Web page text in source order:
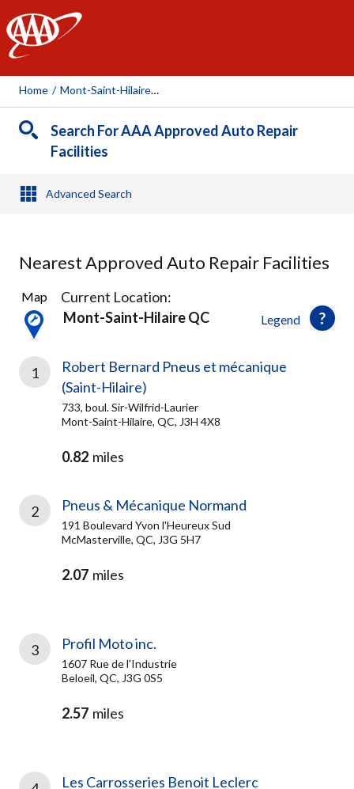
AAA
Home / Mont-Saint-Hilaire, QC
Search For AAA Approved Auto Repair
Facilities
Advanced Search
Nearest Approved Auto Repair Facilities
14
Results
found
Legend
Map
Current Location:
Mont-Saint-Hilaire QC
1
Robert Bernard Pneus et mécanique
(Saint-Hilaire)
733, boul. Sir-Wilfrid-Laurier
Mont-Saint-Hilaire, QC, J3H 4X8
0.82 miles
2 Pneus & Mécanique Normand
191 Boulevard Yvon l'Heureux Sud
McMasterville, QC, J3G 5H7
2.07 miles
3 Profil Moto inc.
1607 Rue de l'Industrie
Beloeil, QC, J3G 0S5
2.57 miles
Les Carrosseries Benoit Leclerc